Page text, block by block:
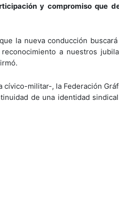
y compromiso que
la nueva conducción
a nuestros
militar-, la Federación
de una identidad